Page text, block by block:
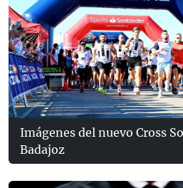
Imágenes del nuevo Cross
Badajoz